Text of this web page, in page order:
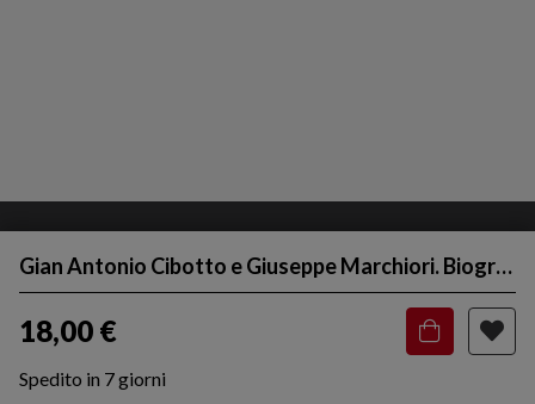
Gian Antonio Cibotto e Giuseppe Marchiori. Biografia di un incontro
18,00 €
Spedito in 7 giorniVia Francesco Bocchi, 3 - 45011 Adria (RO)